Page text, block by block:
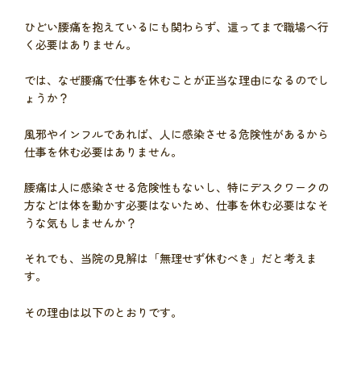
ひどい腰痛を抱えているにも関わらず、這ってまで職場へ行
く必要はありません。
では、なぜ腰痛で仕事を休むことが正当な理由になるのでし
ょうか？
風邪やインフルであれば、人に感染させる危険性があるから
仕事を休む必要はありません。
腰痛は人に感染させる危険性もないし、特にデスクワークの
方などは体を動かす必要はないため、仕事を休む必要はなそ
うな気もしませんか？
それでも、当院の見解は「無理せず休むべき」だと考えま
す。
その理由は以下のとおりです。